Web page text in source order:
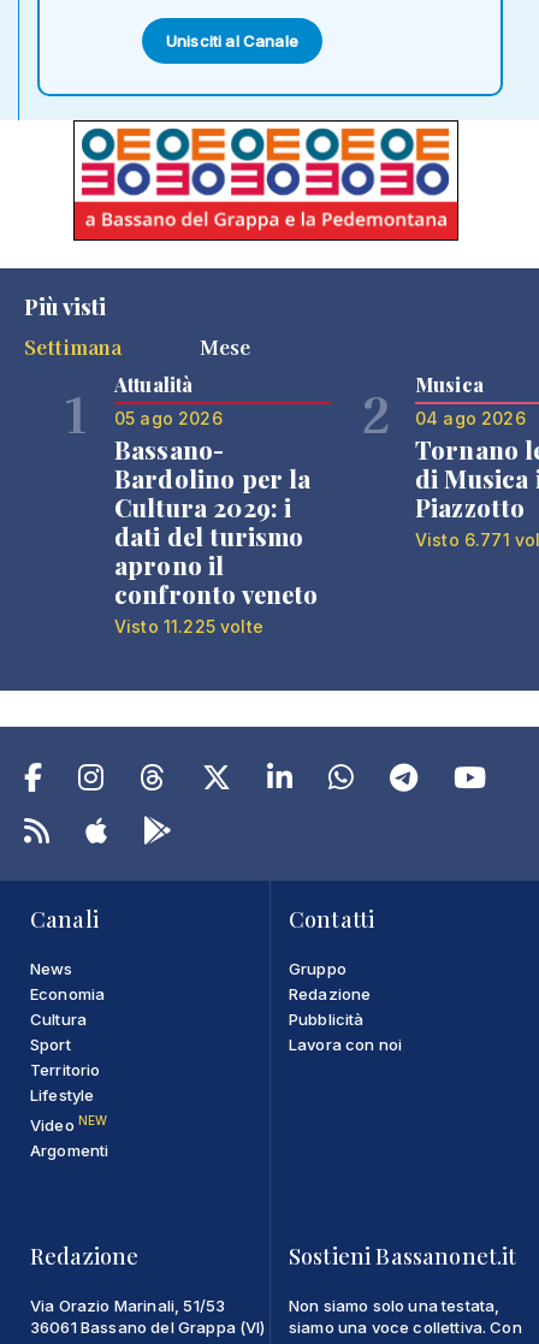
Unisciti al Canale
Più visti
Settimana
Mese
1 Attualità
05 ago 2026
Bassano-
Bardolino per la
Cultura 2029: i
dati del turismo
aprono il
confronto veneto
Visto 11.225 volte
2 Musica
04 ago 2026
Tornano
di Musica
Piazzotto
Visto 6.771
Canali
News
Economia
Cultura
Sport
Territorio
Lifestyle
Video NEW
Argomenti
Contatti
Gruppo
Redazione
Pubblicità
Lavora con noi
Redazione
Via Orazio Marinali, 51/53
36061 Bassano del Grappa (VI)
Sostieni Bassanonet.it
Non siamo solo una testata,
siamo una voce collettiva. Con